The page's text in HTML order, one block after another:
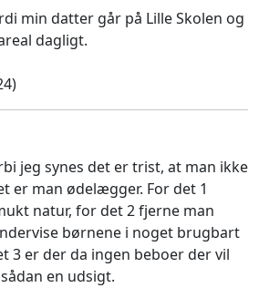
min datter går på Lille Skolen og
dagligt.
jeg synes det er trist, at man ikke
er man ødelægger. For det 1
natur, for det 2 fjerne man
børnene i noget brugbart
3 er der da ingen beboer der vil
en udsigt.